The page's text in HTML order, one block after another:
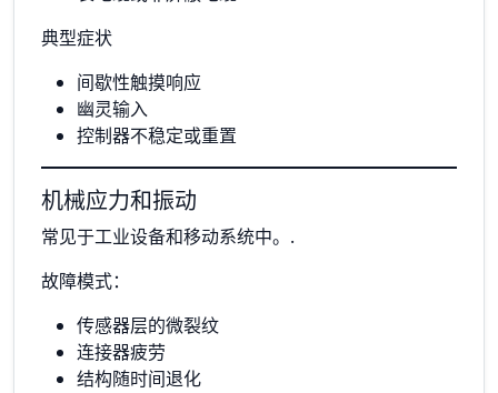
典型症状
间歇性触摸响应
幽灵输入
控制器不稳定或重置
机械应力和振动
常见于工业设备和移动系统中。.
故障模式：
传感器层的微裂纹
连接器疲劳
结构随时间退化